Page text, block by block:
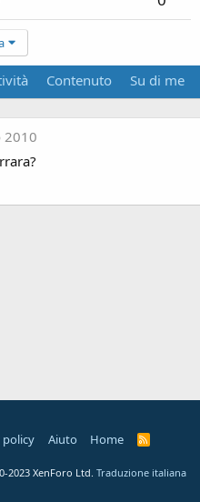
Contenuto Su di me
2010
policy Aiuto Home
R
2023 XenForo Ltd. Traduzione italiana